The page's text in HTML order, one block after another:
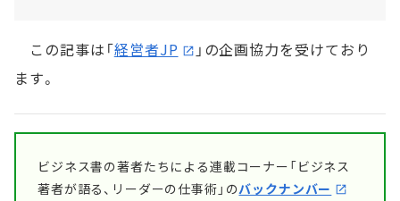
この記事は「経営者JP
」の企画協力を受けており
ます。
ビジネス書の著者たちによる連載コーナー「ビジネス
著者が語る、リーダーの仕事術」のバックナンバー